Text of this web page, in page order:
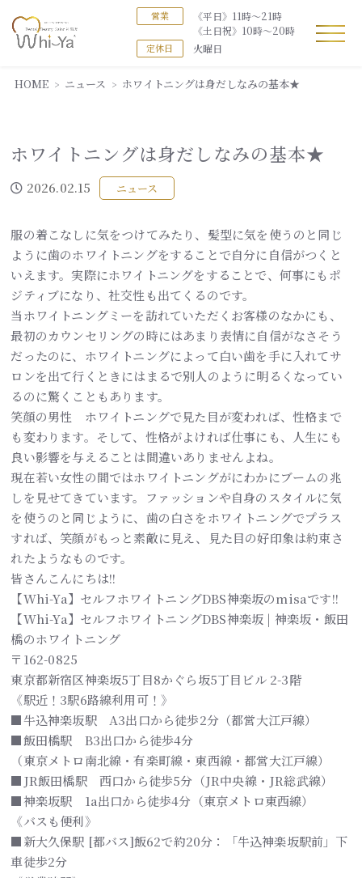
営業
《平日》11時～21時
《土日祝》10時～20時
定休日 火曜日
HOME ニュース ホワイトニングは身だしなみの基本★
ホワイトニングは身だしなみの基本★
2026.02.15 ニュース
服の着こなしに気をつけてみたり、髪型に気を使うのと同じ
ように歯のホワイトニングをすることで自分に自信がつくと
いえます。実際にホワイトニングをすることで、何事にもポ
ジティブになり、社交性も出てくるのです。
当ホワイトニングミーを訪れていただくお客様のなかにも、
最初のカウンセリングの時にはあまり表情に自信がなさそう
だったのに、ホワイトニングによって白い歯を手に入れてサ
ロンを出て行くときにはまるで別人のように明るくなってい
るのに驚くこともあります。
笑顔の男性 ホワイトニングで見た目が変われば、性格まで
も変わります。そして、性格がよければ仕事にも、人生にも
良い影響を与えることは間違いありませんよね。
現在若い女性の間ではホワイトニングがにわかにブームの兆
しを見せてきています。ファッションや自身のスタイルに気
を使うのと同じように、歯の白さをホワイトニングでプラス
すれば、笑顔がもっと素敵に見え、見た目の好印象は約束さ
れたようなものです。
皆さんこんにちは!!
【Whi-Ya】セルフホワイトニングDBS神楽坂のmisaです!!
【Whi-Ya】セルフホワイトニングDBS神楽坂 | 神楽坂・飯田
橋のホワイトニング
〒162-0825
東京都新宿区神楽坂5丁目8かぐら坂5丁目ビル 2-3階
《駅近！3駅6路線利用可！》
■牛込神楽坂駅 A3出口から徒歩2分（都営大江戸線）
■飯田橋駅 B3出口から徒歩4分
（東京メトロ南北線・有楽町線・東西線・都営大江戸線）
■JR飯田橋駅 西口から徒歩5分（JR中央線・JR総武線）
■神楽坂駅 1a出口から徒歩4分（東京メトロ東西線）
《バスも便利》
■新大久保駅 [都バス]飯62で約20分：「牛込神楽坂駅前」下
車徒歩2分